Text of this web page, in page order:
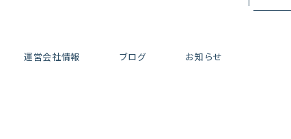
運営会社情報 ブログ お知らせ